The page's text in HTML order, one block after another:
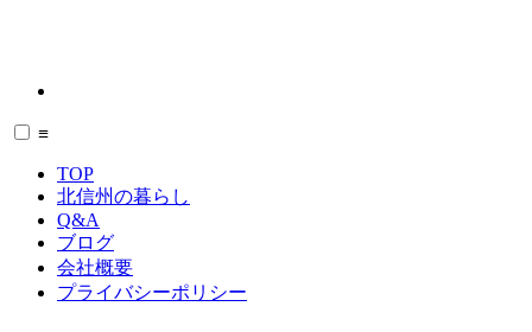
≡
TOP
北信州の暮らし
Q&A
ブログ
会社概要
プライバシーポリシー